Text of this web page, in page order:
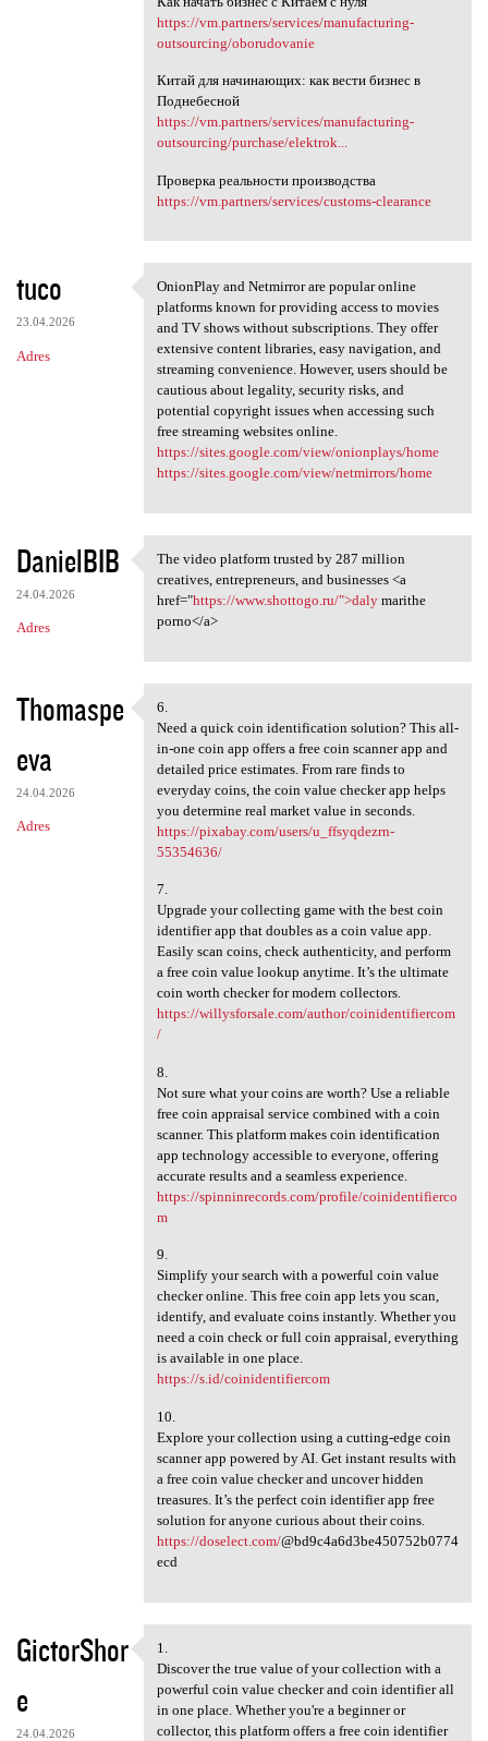
https://vm.partners/services/manufacturing-
outsourcing/oborudovanie
Китай для начинающих: как вести бизнес в
Поднебесной
https://vm.partners/services/manufacturing-
outsourcing/purchase/elektrok...
Проверка реальности производства
https://vm.partners/services/customs-clearance
tuco
23.04.2026
Adres
OnionPlay and Netmirror are
OnionPlay and Netmirror are popular online
platforms known for providing access to movies
and TV shows without subscriptions. They offer
extensive content libraries, easy navigation, and
streaming convenience. However, users should be
cautious about legality, security risks, and
potential copyright issues when accessing such
free streaming websites online.
https://sites.google.com/view/onionplays/home
https://sites.google.com/view/netmirrors/home
DanielBIB
24.04.2026
Adres
The video platform trusted by
The video platform trusted by 287 million
creatives, entrepreneurs, and businesses <a
href="https://www.shottogo.ru/">dalymarithe
porno</a>
Thomaspe
eva
24.04.2026
Adres
6.
6.
Need a quick coin identification solution? This all-
in-one coin app offers a free coin scanner app and
detailed price estimates. From rare finds to
everyday coins, the coin value checker app helps
you determine real market value in seconds.
https://pixabay.com/users/u_ffsyqdezrn-
55354636/
7.
Upgrade your collecting game with the best coin
identifier app that doubles as a coin value app.
Easily scan coins, check authenticity, and perform
a free coin value lookup anytime. It’s the ultimate
coin worth checker for modern collectors.
https://willysforsale.com/author/coinidentifiercom
/
8.
Not sure what your coins are worth? Use a reliable
free coin appraisal service combined with a coin
scanner. This platform makes coin identification
app technology accessible to everyone, offering
accurate results and a seamless experience.
https://spinninrecords.com/profile/coinidentifierco
m
9.
Simplify your search with a powerful coin value
checker online. This free coin app lets you scan,
identify, and evaluate coins instantly. Whether you
need a coin check or full coin appraisal, everything
is available in one place.
https://s.id/coinidentifiercom
10.
Explore your collection using a cutting-edge coin
scanner app powered by AI. Get instant results with
a free coin value checker and uncover hidden
treasures. It’s the perfect coin identifier app free
solution for anyone curious about their coins.
https://doselect.com/@bd9c4a6d3be450752b0774
ecd
GictorShor
e
24.04.2026
1.
1.
Discover the true value of your collection with a
powerful coin value checker and coin identifier all
in one place. Whether you're a beginner or
collector, this platform offers a free coin identifier